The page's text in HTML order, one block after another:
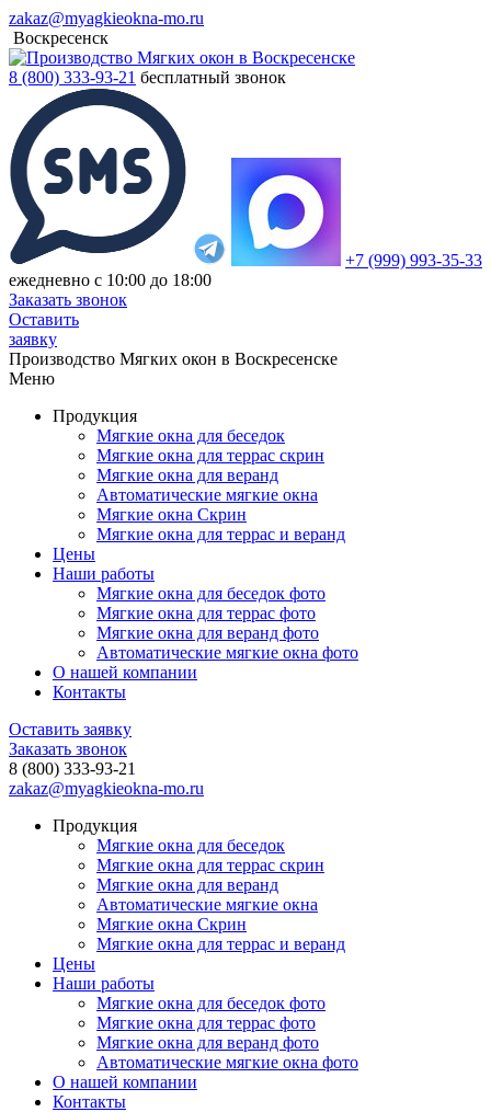
zakaz@myagkieokna-mo.ru
Воскресенск
8 (800) 333-93-21 бесплатный звонок
+7 (999) 993-35-33
ежедневно с 10:00 до 18:00
Заказать звонок
Оставить
заявку
Производство Мягких окон в Воскресенске
Меню
Продукция
Мягкие окна для беседок
Мягкие окна для террас скрин
Мягкие окна для веранд
Автоматические мягкие окна
Мягкие окна Скрин
Мягкие окна для террас и веранд
Цены
Наши работы
Мягкие окна для беседок фото
Мягкие окна для террас фото
Мягкие окна для веранд фото
Автоматические мягкие окна фото
О нашей компании
Контакты
Оставить заявку
Заказать звонок
8 (800) 333-93-21
zakaz@myagkieokna-mo.ru
Продукция
Мягкие окна для беседок
Мягкие окна для террас скрин
Мягкие окна для веранд
Автоматические мягкие окна
Мягкие окна Скрин
Мягкие окна для террас и веранд
Цены
Наши работы
Мягкие окна для беседок фото
Мягкие окна для террас фото
Мягкие окна для веранд фото
Автоматические мягкие окна фото
О нашей компании
Контакты